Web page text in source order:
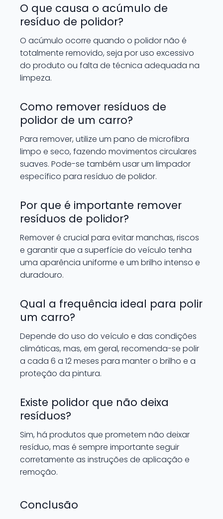
O que causa o acúmulo de
resíduo de polidor?
O acúmulo ocorre quando o polidor não é
totalmente removido, seja por uso excessivo
do produto ou falta de técnica adequada na
limpeza.
Como remover resíduos de
polidor de um carro?
Para remover, utilize um pano de microfibra
limpo e seco, fazendo movimentos circulares
suaves. Pode-se também usar um limpador
específico para resíduo de polidor.
Por que é importante remover
resíduos de polidor?
Remover é crucial para evitar manchas, riscos
e garantir que a superfície do veículo tenha
uma aparência uniforme e um brilho intenso e
duradouro.
Qual a frequência ideal para polir
um carro?
Depende do uso do veículo e das condições
climáticas, mas, em geral, recomenda-se polir
a cada 6 a 12 meses para manter o brilho e a
proteção da pintura.
Existe polidor que não deixa
resíduos?
Sim, há produtos que prometem não deixar
resíduo, mas é sempre importante seguir
corretamente as instruções de aplicação e
remoção.
Conclusão